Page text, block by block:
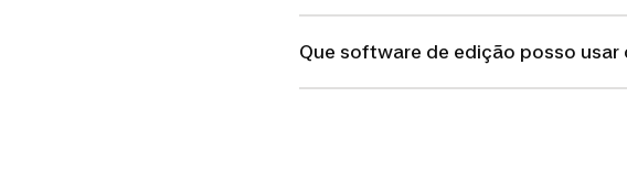
Que software de edição posso usar